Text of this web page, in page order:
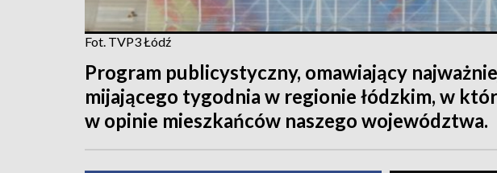
Fot. TVP3 Łódź
Program publicystyczny, omawiający
mijającego tygodnia w regionie łódzkim, w
w opinie mieszkańców naszego województwa.